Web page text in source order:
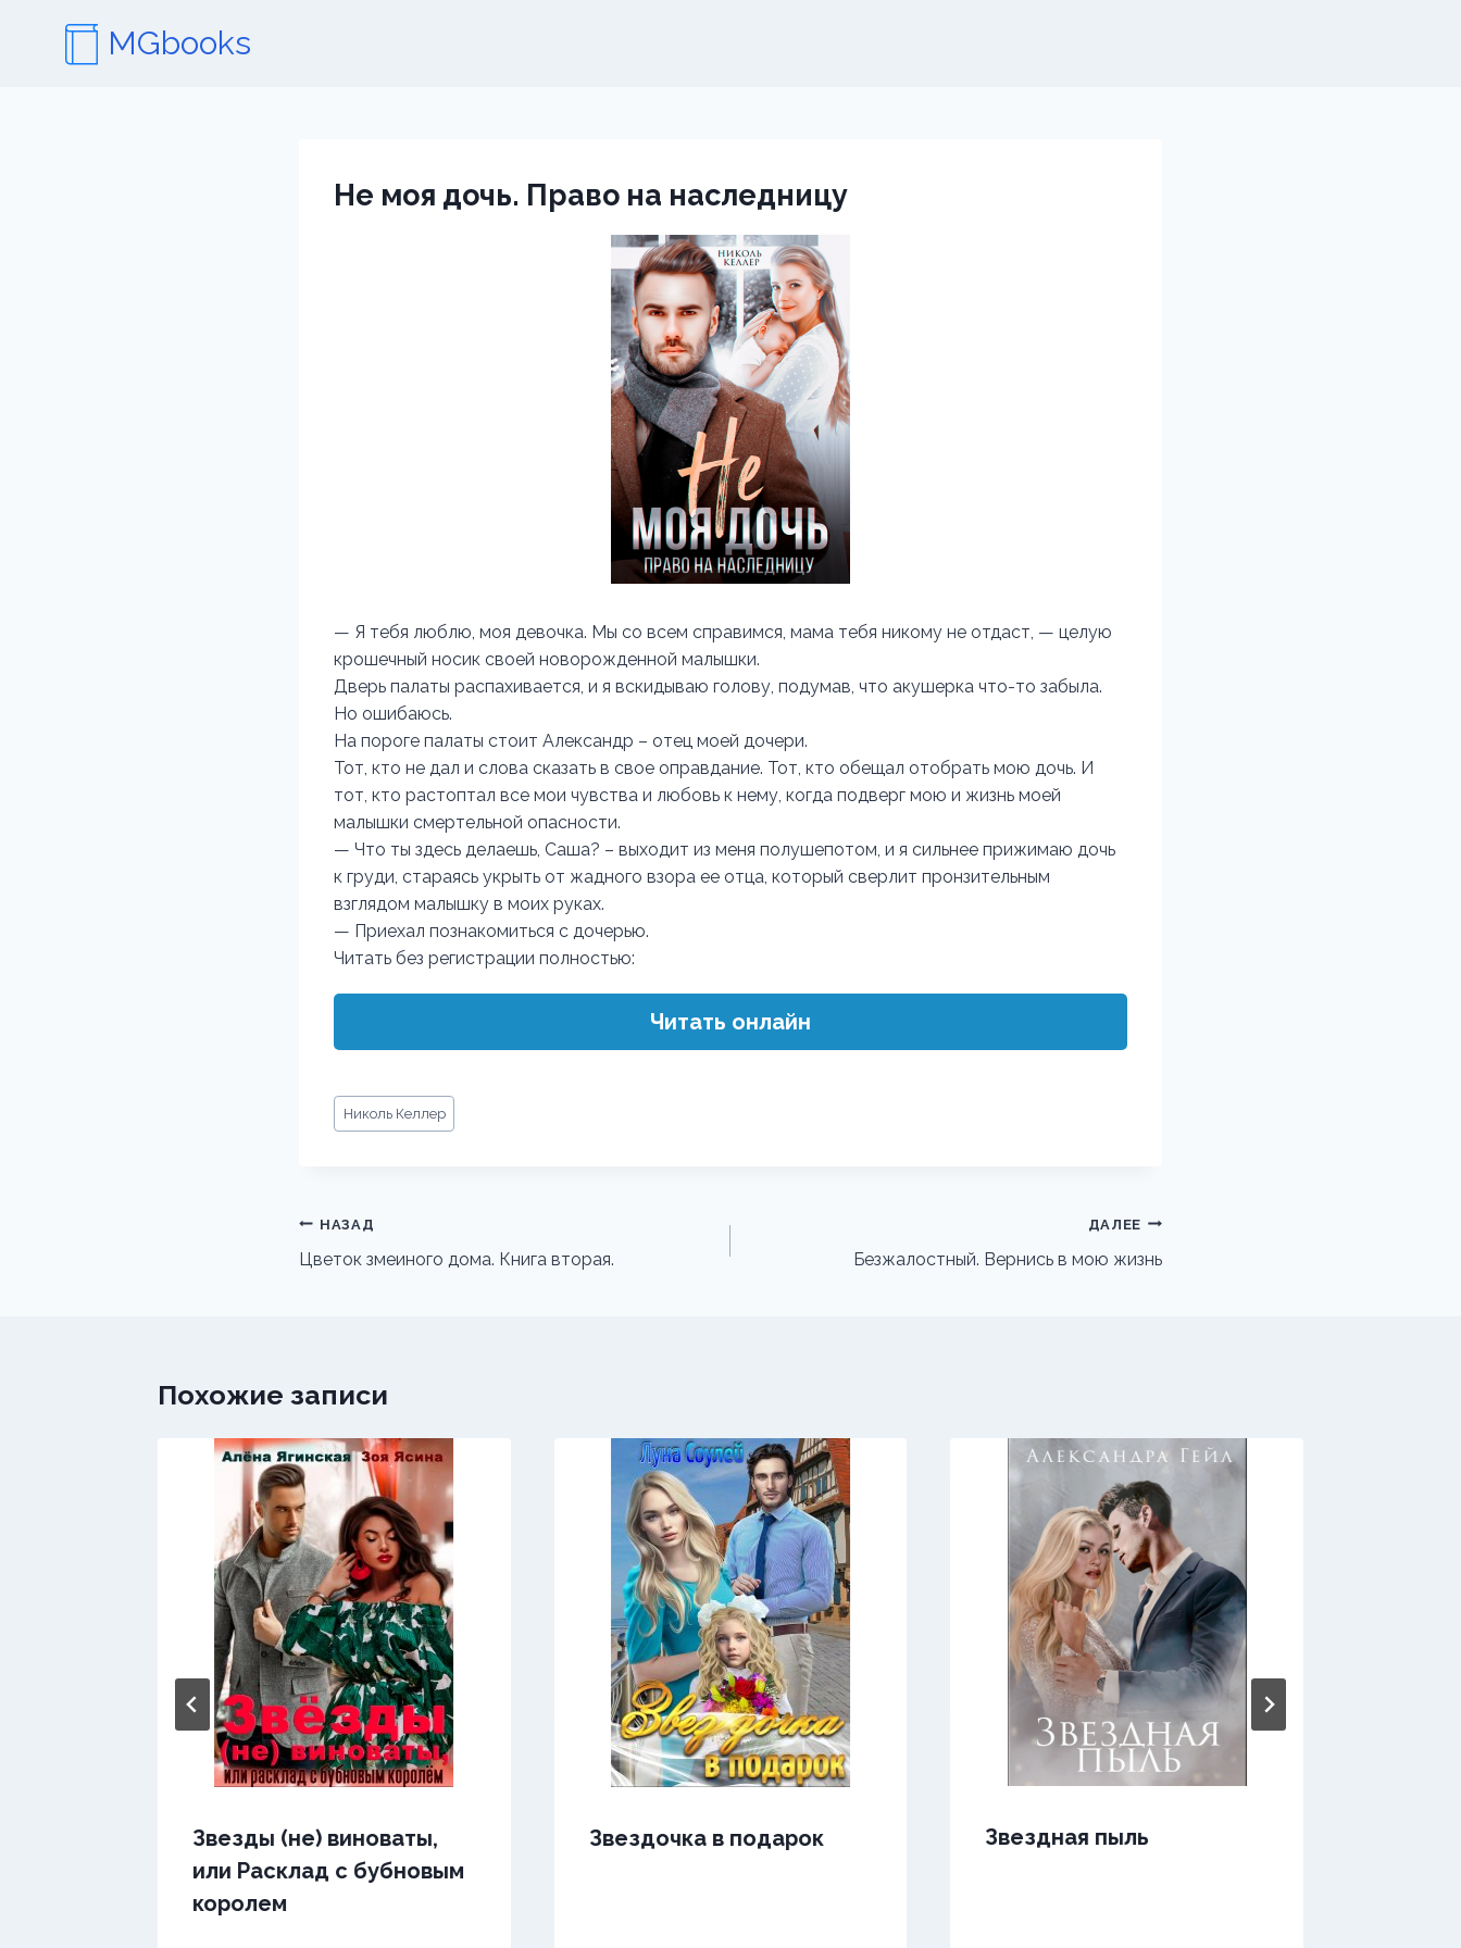
содержимому
MGbooks
Не моя дочь. Право на наследницу
— Я тебя люблю, моя девочка. Мы со всем справимся, мама тебя никому не отдаст, — целую
крошечный носик своей новорожденной малышки.
Дверь палаты распахивается, и я вскидываю голову, подумав, что акушерка что-то забыла.
Но ошибаюсь.
На пороге палаты стоит Александр – отец моей дочери.
Тот, кто не дал и слова сказать в свое оправдание. Тот, кто обещал отобрать мою дочь. И
тот, кто растоптал все мои чувства и любовь к нему, когда подверг мою и жизнь моей
малышки смертельной опасности.
— Что ты здесь делаешь, Саша? – выходит из меня полушепотом, и я сильнее прижимаю дочь
к груди, стараясь укрыть от жадного взора ее отца, который сверлит пронзительным
взглядом малышку в моих руках.
— Приехал познакомиться с дочерью.
Читать без регистрации полностью:
Читать онлайн
Метки
записи:
Николь Келлер
Навигация
по
НАЗАД
Цветок змеиного дома. Книга вторая.
ДАЛЕЕ
Безжалостный. Вернись в мою жизнь
Похожие записи
Звезды (не) виноваты,
или Расклад с бубновым
королем
Звездочка в подарок Звездная пыль